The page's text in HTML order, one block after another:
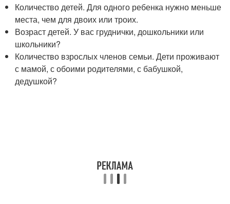
Количество детей. Для одного ребенка нужно меньше
места, чем для двоих или троих.
Возраст детей. У вас груднички, дошкольники или
школьники?
Количество взрослых членов семьи. Дети проживают
с мамой, с обоими родителями, с бабушкой,
дедушкой?